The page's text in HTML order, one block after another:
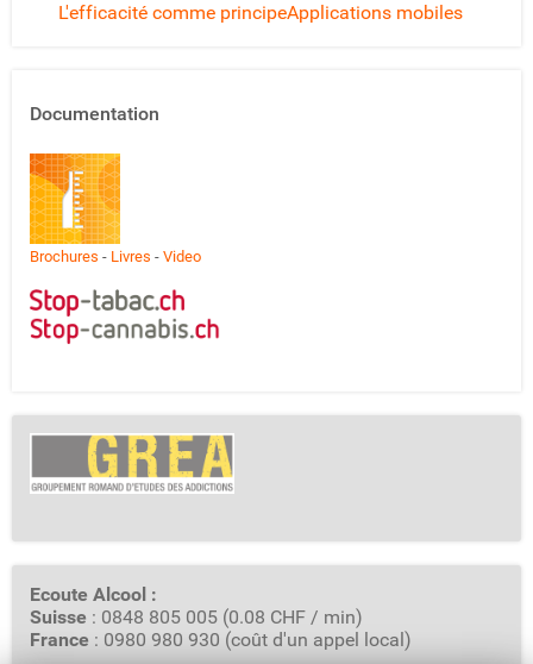
L'efficacité comme principeApplications mobiles
Documentation
Brochures - Livres - Video
Ecoute Alcool :
Suisse : 0848 805 005 (0.08 CHF / min)
France : 0980 980 930 (coût d'un appel local)